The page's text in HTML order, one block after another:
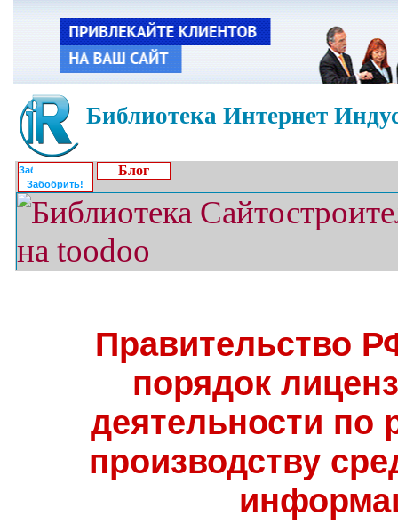
Библиотека Интернет
Забобрить!
Блог
Правительство
порядок
деятельности по
производству